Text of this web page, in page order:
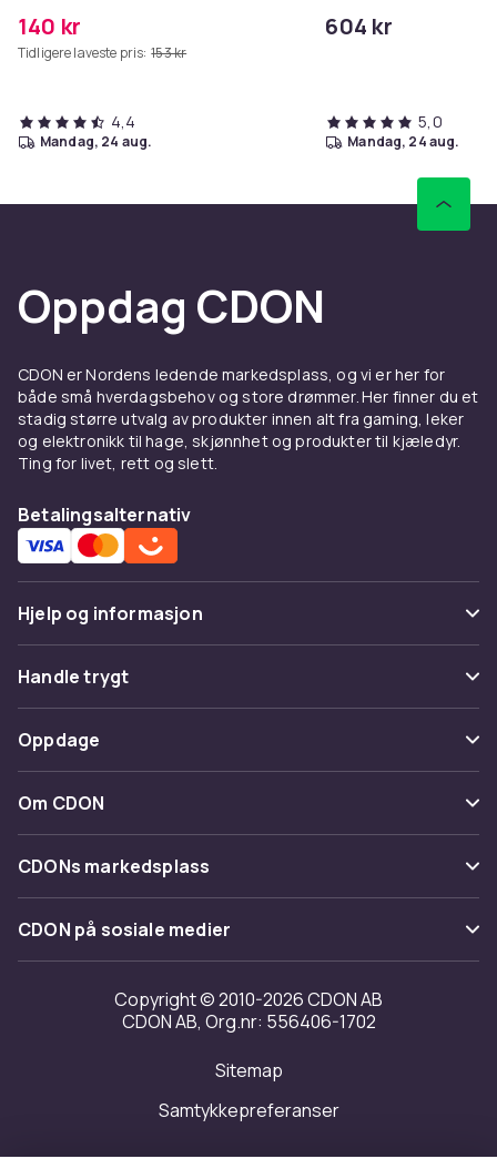
140 kr
Tidligere laveste pris: 153 kr
4,4
mandag, 24 aug.
604 kr
5,0
mandag, 24 aug.
Oppdag CDON
CDON er Nordens ledende markedsplass, og vi er her for
både små hverdagsbehov og store drømmer. Her finner du et
stadig større utvalg av produkter innen alt fra gaming, leker
og elektronikk til hage, skjønnhet og produkter til kjæledyr.
Ting for livet, rett og slett.
Betalingsalternativ
Hjelp og informasjon
Vanlige spørsmål
Spor pakke
Angre & returner her
Kontakt oss
Handle trygt
Betaling
Levering
Tilbakekallinger
Oppdage
Kategorier
Varemerker
Om CDON
Om oss
Kundeanmeldelser
Jobbe på CDON
Investor relations
Tilgjengelighet
CDONs markedsplass
Merchant Help Center
CDON på sosiale medier
Copyright © 2010-2026 CDON AB
CDON AB, Org.nr: 556406-1702
Sitemap
Samtykkepreferanser